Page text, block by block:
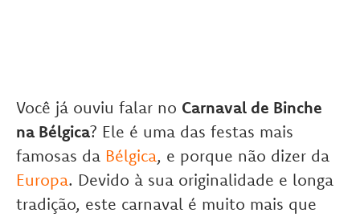
Você já ouviu falar no Carnaval de Binche
na Bélgica? Ele é uma das festas mais
famosas da Bélgica, e porque não dizer da
Europa. Devido à sua originalidade e longa
tradição, este carnaval é muito mais que